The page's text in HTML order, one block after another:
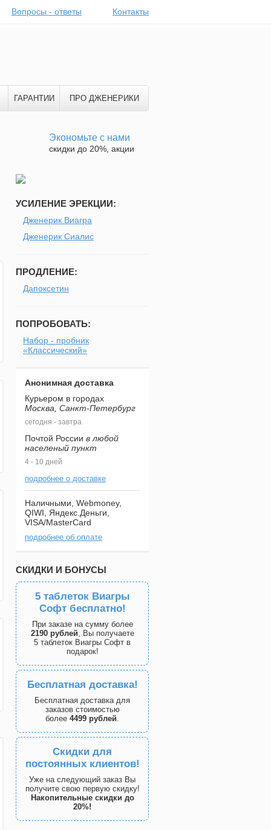
Вопросы - ответы Контакты
ГАРАНТИИ ПРО ДЖЕНЕРИКИ
Экономьте с нами
скидки до 20%, акции
УСИЛЕНИЕ ЭРЕКЦИИ:
Дженерик Виагра
Дженерик Сиалис
ПРОДЛЕНИЕ:
Дапоксетин
ПОПРОБОВАТЬ:
Набор - пробник
«Классический»
Анонимная доставка
Курьером в городах
Москва, Санкт-Петербург
сегодня - завтра
Почтой России в любой
населеный пункт
4 - 10 дней
подробнее о доставке
Наличными, Webmoney,
QIWI, Яндекс.Деньги,
VISA/MasterCard
подробнее об оплате
СКИДКИ И БОНУСЫ
5 таблеток Виагры
Софт бесплатно!
При заказе на сумму более
2190 рублей, Вы получаете
5 таблеток Виагры Софт в
подарок!
Бесплатная доставка!
Бесплатная доставка для
заказов стоимостью
более 4499 рублей.
Скидки для
постоянных клиентов!
Уже на следующий заказ Вы
получите свою первую скидку!
Накопительные скидки до
20%!